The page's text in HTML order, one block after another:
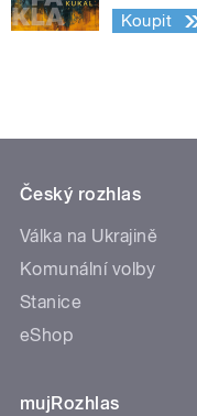
Koupit
Český rozhlas
Válka na Ukrajině
Komunální volby
Stanice
eShop
mujRozhlas